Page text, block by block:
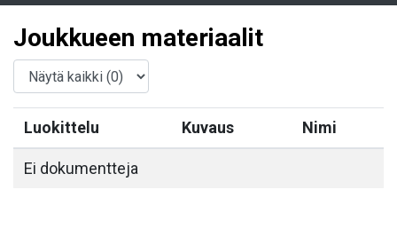
Joukkueen materiaalit
Luokittelu Kuvaus Nimi
Ei dokumentteja